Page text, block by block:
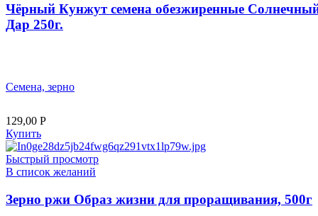
Чёрный Кунжут семена обезжиренные
Дар 250г.
Семена, зерно
129,00 Р
Купить
Быстрый просмотр
В список желаний
Зерно ржи Образ жизни для проращивания, 500г